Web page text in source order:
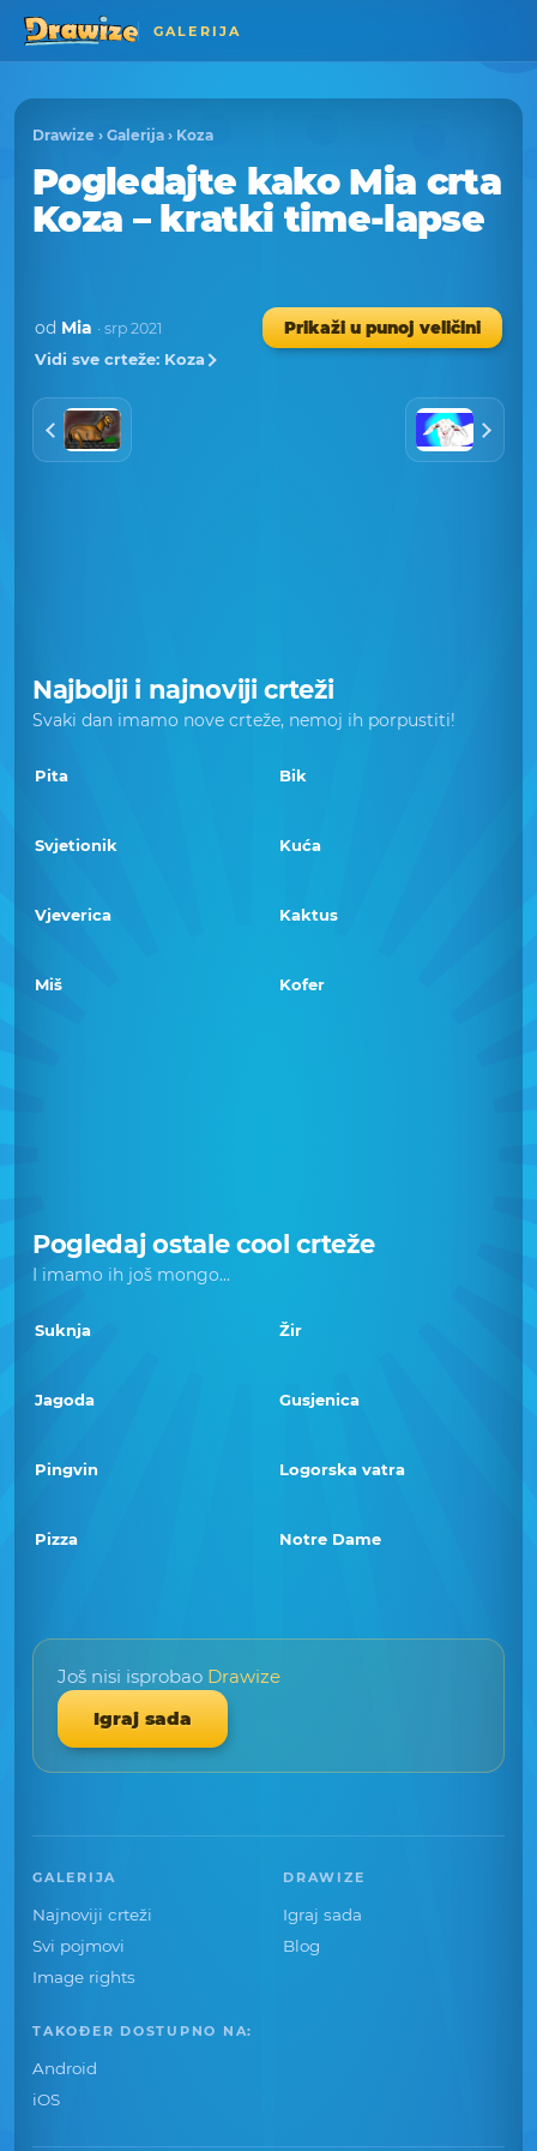
GALERIJA
Drawize › Galerija › Koza
Pogledajte kako Mia crta
Koza – kratki time-lapse
od Mia · srp 2021
Prikaži u punoj veličini
Vidi sve crteže: Koza
Najbolji i najnoviji crteži
Svaki dan imamo nove crteže, nemoj ih porpustiti!
Pita Bik
Svjetionik Kuća
Vjeverica Kaktus
Miš Kofer
Pogledaj ostale cool crteže
I imamo ih još mongo...
Suknja Žir
Jagoda Gusjenica
Pingvin Logorska vatra
Pizza Notre Dame
Još nisi isprobao Drawize
Igraj sada
GALERIJA
Najnoviji crteži
Svi pojmovi
Image rights
DRAWIZE
Igraj sada
Blog
TAKOĐER DOSTUPNO NA:
Android
iOS